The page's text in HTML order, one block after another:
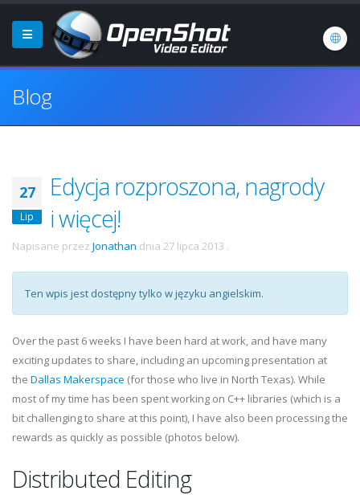
Blog
27
Lip
Edycja rozproszona, nagrody
i więcej!
Napisane przez Jonathan dnia 27 lipca 2013 .
Ten wpis jest dostępny tylko w języku angielskim.
Over the past 6 weeks I have been hard at work, and have many
exciting updates to share, including an upcoming presentation at
the Dallas Makerspace (for those who live in North Texas). While
most of my time has been spent working on C++ libraries (which is a
bit challenging to share at this point), I have also been processing the
rewards as quickly as possible (photos below).
Distributed Editing